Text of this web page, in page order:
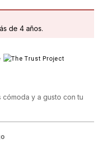
de 4 años.
cómoda y a gusto con tu